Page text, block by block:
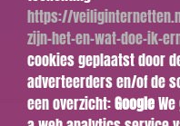
https://
zijn-het-en-wat-doe-ik-
cookies geplaatst door
adverteerders en/of de
een overzicht:Google